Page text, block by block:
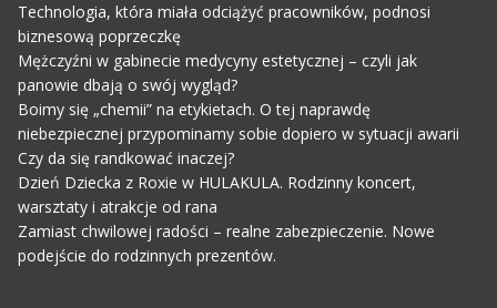
Technologia, która miała odciążyć pracowników, podnosi
biznesową poprzeczkę
Mężczyźni w gabinecie medycyny estetycznej – czyli jak
panowie dbają o swój wygląd?
Boimy się „chemii” na etykietach. O tej naprawdę
niebezpiecznej przypominamy sobie dopiero w sytuacji awarii
Czy da się randkować inaczej?
Dzień Dziecka z Roxie w HULAKULA. Rodzinny koncert,
warsztaty i atrakcje od rana
Zamiast chwilowej radości – realne zabezpieczenie. Nowe
podejście do rodzinnych prezentów.